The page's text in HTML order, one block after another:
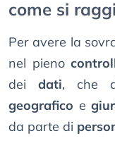
come si
Per avere la
nel pieno
dei dati, che
geografico e
da parte di